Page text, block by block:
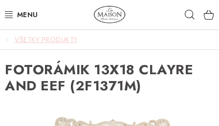
na
NOVINKY
AKCIA
ZÁHRADA
VŠETKY PRODUKTY
FOTORÁMIK 13X18 CLAYRE
AND EEF (2F1371M)